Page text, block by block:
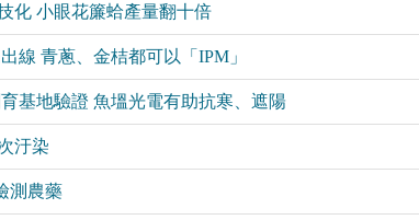
化 小眼花簾蛤產量翻十倍
線 青蔥、金桔都可以「IPM」
基地驗證 魚塭光電有助抗寒、遮陽
汙染
測農藥